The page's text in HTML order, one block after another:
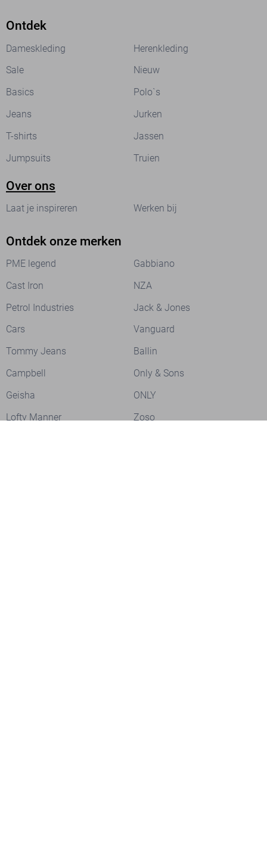
Ontdek
Dameskleding
Herenkleding
Sale
Nieuw
Basics
Polo`s
Jeans
Jurken
T-shirts
Jassen
Jumpsuits
Truien
Over ons
Laat je inspireren Werken bij
Ontdek onze merken
PME legend
Gabbiano
Cast Iron
NZA
Petrol Industries
Jack & Jones
Cars
Vanguard
Tommy Jeans
Ballin
Campbell
Only & Sons
Geisha
ONLY
Lofty Manner
Zoso